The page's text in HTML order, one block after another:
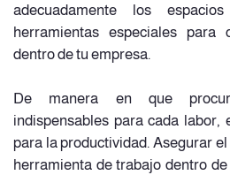
adecuadamente los
herramientas especiales
dentro de tu empresa.
De manera en que
indispensables para cada labor,
para la productividad. Asegurar
herramienta de trabajo dentro